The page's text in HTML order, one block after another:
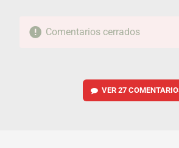
Comentarios cerrados
VER 27